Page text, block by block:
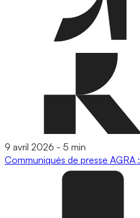
9 avril 2026 - 5 min
Communiqués de presse AGRA